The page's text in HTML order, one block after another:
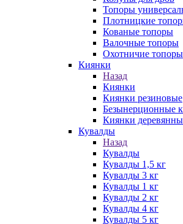
Топоры
Плотницкие
Кованые топоры
Валочные топоры
Охотничие топоры
Киянки
Назад
Киянки
Киянки резиновые
Безынерционные
Киянки
Кувалды
Назад
Кувалды
Кувалды 1,5 кг
Кувалды 3 кг
Кувалды 1 кг
Кувалды 2 кг
Кувалды 4 кг
Кувалды 5 кг